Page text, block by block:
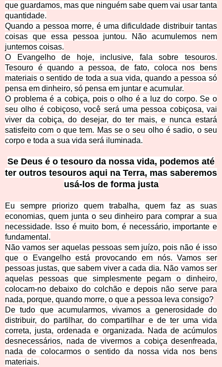
que guardamos, mas que ninguém sabe quem vai usar tanta
quantidade.
Quando a pessoa morre, é uma dificuldade distribuir tantas
coisas que essa pessoa juntou. Não acumulemos nem
juntemos coisas.
O Evangelho de hoje, inclusive, fala sobre tesouros.
Tesouro é quando a pessoa, de fato, coloca nos bens
materiais o sentido de toda a sua vida, quando a pessoa só
pensa em dinheiro, só pensa em juntar e acumular.
O problema é a cobiça, pois o olho é a luz do corpo. Se o
seu olho é cobiçoso, você será uma pessoa cobiçosa, vai
viver da cobiça, do desejar, do ter mais, e nunca estará
satisfeito com o que tem. Mas se o seu olho é sadio, o seu
corpo e toda a sua vida será iluminada.
Se Deus é o tesouro da nossa vida, podemos até
ter outros tesouros aqui na Terra, mas saberemos
usá-los de forma justa
Eu sempre priorizo quem trabalha, quem faz as suas
economias, quem junta o seu dinheiro para comprar a sua
necessidade. Isso é muito bom, é necessário, importante e
fundamental.
Não vamos ser aquelas pessoas sem juízo, pois não é isso
que o Evangelho está provocando em nós. Vamos ser
pessoas justas, que sabem viver a cada dia. Não vamos ser
aquelas pessoas que simplesmente pegam o dinheiro,
colocam-no debaixo do colchão e depois não serve para
nada, porque, quando morre, o que a pessoa leva consigo?
De tudo que acumularmos, vivamos a generosidade do
distribuir, do partilhar, do compartilhar e de ter uma vida
correta, justa, ordenada e organizada. Nada de acúmulos
desnecessários, nada de vivermos a cobiça desenfreada,
nada de colocarmos o sentido da nossa vida nos bens
materiais.